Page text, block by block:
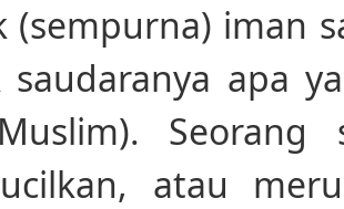
(sempurna) iman
saudaranya apa
Seorang
atau